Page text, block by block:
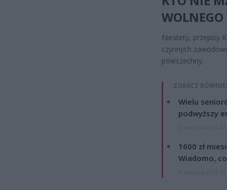
Niestety, przepisy
czynnych
powszechny.
ZOBACZ
Wielu
podwyższy
1600 zł
Wiadomo,